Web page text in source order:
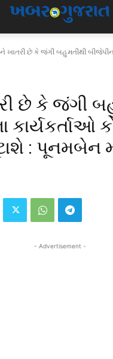
ખાતરી છે કે જંગી બહુમતીથી બીજેપીના
છે કે જંગી
કાર્યકર્તાઓ
: પૂનમબેન
- Advertisement -